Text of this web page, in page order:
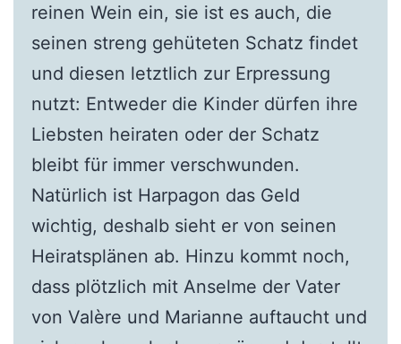
reinen Wein ein, sie ist es auch, die
seinen streng gehüteten Schatz findet
und diesen letztlich zur Erpressung
nutzt: Entweder die Kinder dürfen ihre
Liebsten heiraten oder der Schatz
bleibt für immer verschwunden.
Natürlich ist Harpagon das Geld
wichtig, deshalb sieht er von seinen
Heiratsplänen ab. Hinzu kommt noch,
dass plötzlich mit Anselme der Vater
von Valère und Marianne auftaucht und